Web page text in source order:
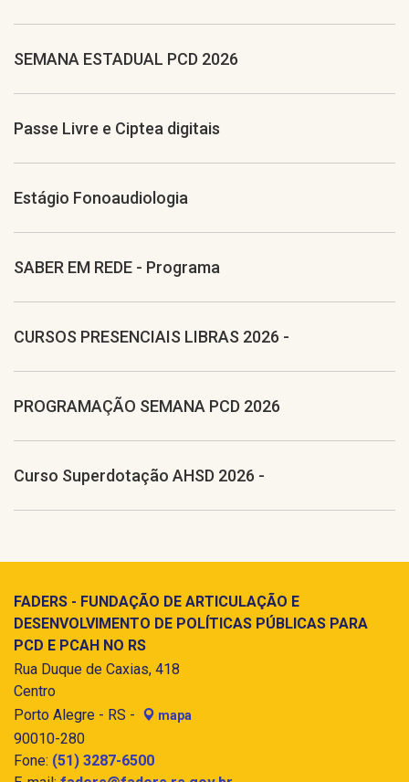
SEMANA ESTADUAL PCD 2026
Passe Livre e Ciptea digitais
Estágio Fonoaudiologia
SABER EM REDE - Programa
CURSOS PRESENCIAIS LIBRAS 2026 -
PROGRAMAÇÃO SEMANA PCD 2026
Curso Superdotação AHSD 2026 -
FADERS - FUNDAÇÃO DE ARTICULAÇÃO E
DESENVOLVIMENTO DE POLÍTICAS PÚBLICAS PARA
PCD E PCAH NO RS
Rua Duque de Caxias, 418
Centro
Porto Alegre - RS -
mapa
90010-280
Fone: (51) 3287-6500